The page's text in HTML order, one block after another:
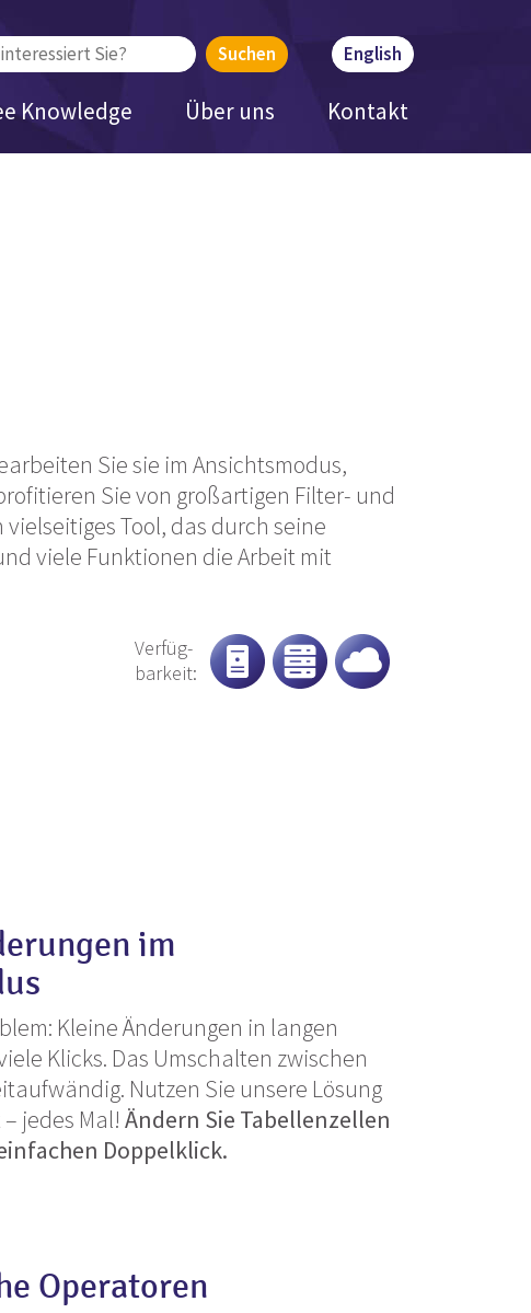
Knowledge Über uns Kontakt
English
Sie sie im Ansichtsmodus,
Sie von großartigen Filter- und
Tool, das durch seine
viele Funktionen die Arbeit mit
Verfüg-
barkeit:
im
Kleine Änderungen in langen
Klicks. Das Umschalten zwischen
Nutzen Sie unsere Lösung
jedes Mal! Ändern Sie Tabellenzellen
Doppelklick.
Operatoren